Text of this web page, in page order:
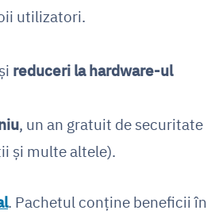
utilizatori.
reduceri la hardware-ul
, un an gratuit de securitate
și multe altele).
. Pachetul conține beneficii în